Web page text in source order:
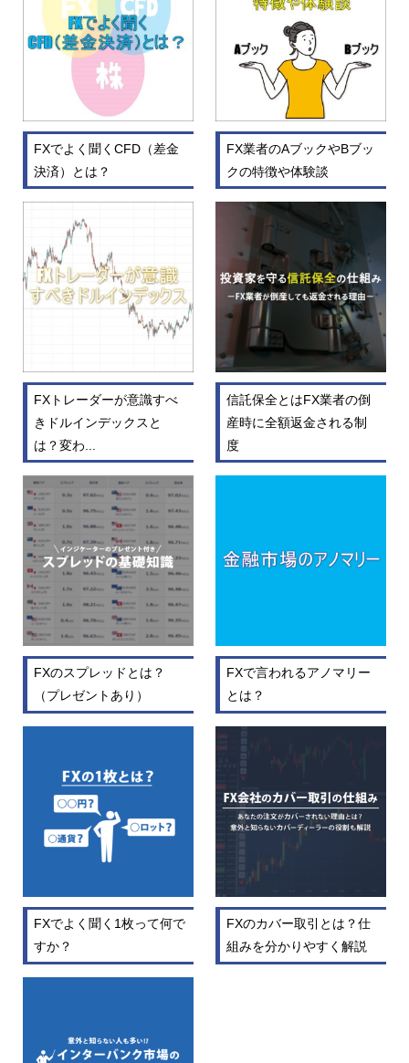
FXでよく聞くCFD（差金
決済）とは？
FX業者のAブックやBブッ
クの特徴や体験談
FXトレーダーが意識すべ
きドルインデックスと
は？変わ...
信託保全とはFX業者の倒
産時に全額返金される制
度
FXのスプレッドとは？
（プレゼントあり）
FXで言われるアノマリー
とは？
FXでよく聞く1枚って何で
すか？
FXのカバー取引とは？仕
組みを分かりやすく解説